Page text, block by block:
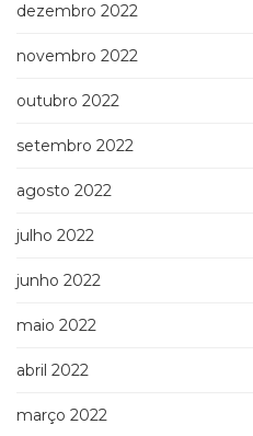
dezembro 2022
novembro 2022
outubro 2022
setembro 2022
agosto 2022
julho 2022
junho 2022
maio 2022
abril 2022
março 2022